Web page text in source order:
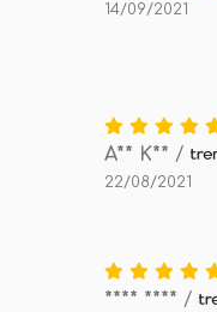
14/09/2021
A** K** /
22/08/2021
**** **** /